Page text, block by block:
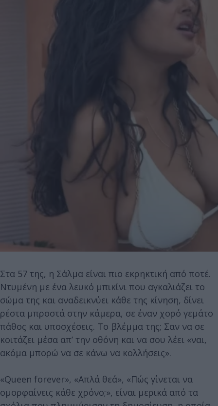
Στα 57 της, η Σάλμα είναι πιο εκρηκτική από ποτέ.
Ντυμένη με ένα λευκό μπικίνι που αγκαλιάζει το
σώμα της και αναδεικνύει κάθε της κίνηση, δίνει
ρέστα μπροστά στην κάμερα, σε έναν χορό γεμάτο
πάθος και υποσχέσεις. Το βλέμμα της; Σαν να σε
κοιτάζει μέσα απ’ την οθόνη και να σου λέει «ναι,
ακόμα μπορώ να σε κάνω να κολλήσεις».
«Queen forever», «Απλά θεά», «Πώς γίνεται να
ομορφαίνεις κάθε χρόνο;», είναι μερικά από τα